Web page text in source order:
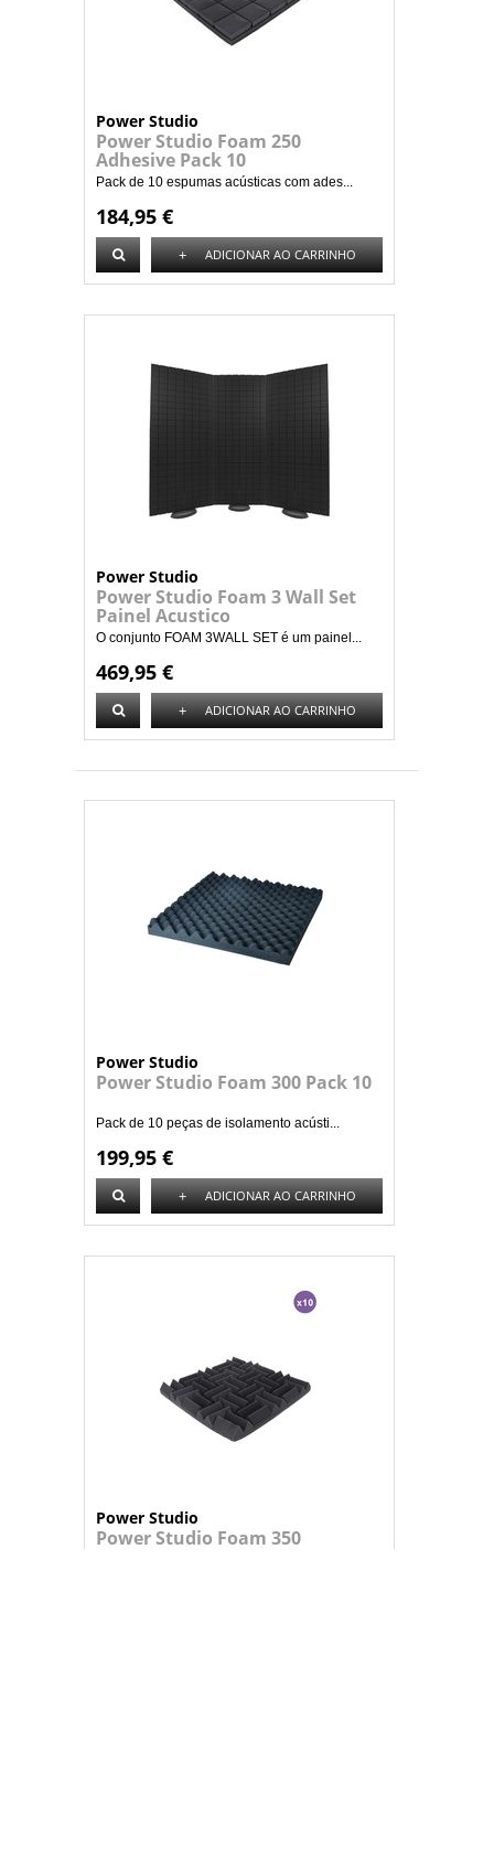
Power Studio
Power Studio Foam 250
Adhesive Pack 10
Pack de 10 espumas acústicas com ades...
184,95 €
+ ADICIONAR AO CARRINHO
Power Studio
Power Studio Foam 3 Wall Set
Painel Acustico
O conjunto FOAM 3WALL SET é um painel...
469,95 €
+ ADICIONAR AO CARRINHO
Power Studio
Power Studio Foam 300 Pack 10
Pack de 10 peças de isolamento acústi...
199,95 €
+ ADICIONAR AO CARRINHO
Power Studio
Power Studio Foam 350